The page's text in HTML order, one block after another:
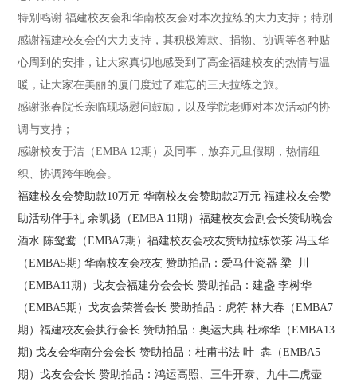
特别鸣谢 福建校友会和华南校友会对本次拉练的大力支持；特别
感谢福建校友会的大力支持，其积极筹款、捐物、协调等各种贴
心周到的安排，让大家真切地感受到了高金福建校友的热情与温
暖，让大家在美丽的厦门度过了难忘的三天拉练之旅。
感谢张春院长亲临现场慰问鼓励，以及学院老师对本次活动的协
调与支持；
感谢校友于洁（EMBA 12期）及同事，放弃元旦假期，热情组
织、协调跨年晚会。
福建校友会赞助款10万元 华南校友会赞助款2万元 福建校友会赞
助活动伴手礼 余凯扬（EMBA 11期）福建校友会副会长赞助晚会
酒水 陈鸳鸯（EMBA7期）福建校友会校友赞助拉练饮茶 冯玉华
（EMBA5期) 华南校友会校友赞助拍品：爱马仕瓷器 梁 川
（EMBA11期）戈友会福建分会会长 赞助拍品：建盏 李树华
（EMBA5期）戈友会荣誉会长 赞助拍品：虎符 林大春（EMBA7
期）福建校友会执行会长 赞助拍品：奥运大典 杜称华（EMBA13
期) 戈友会华南分会会长 赞助拍品：杜甫书法 叶 犇（EMBA5
期）戈友会会长 赞助拍品：鸿运高照、三牛开泰、九牛二虎壶